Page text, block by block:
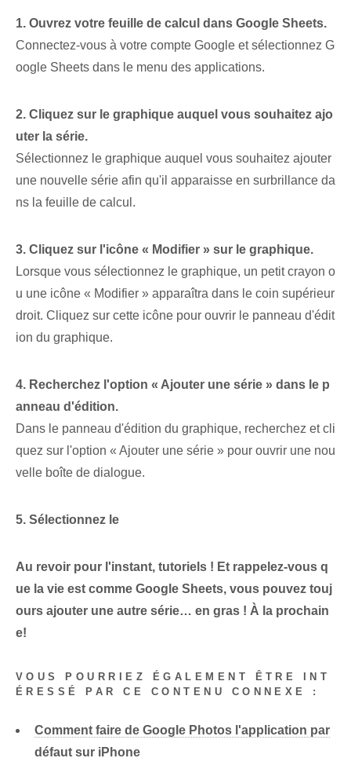
1. Ouvrez votre feuille de calcul dans Google Sheets.
Connectez-vous à votre compte Google et sélectionnez G
oogle Sheets dans le menu des applications.
2. Cliquez sur le graphique auquel vous souhaitez ajo
uter la série.
Sélectionnez le graphique auquel vous souhaitez ajouter
une nouvelle série afin qu'il apparaisse en surbrillance da
ns la feuille de calcul.
3. Cliquez sur l'icône « Modifier » sur le graphique.
Lorsque vous sélectionnez le graphique, un petit crayon o
u une icône « Modifier » apparaîtra dans le coin supérieur
droit. Cliquez sur cette icône pour ouvrir le panneau d'édit
ion du graphique.
4. Recherchez l'option « Ajouter une série » dans le p
anneau d'édition.
Dans le panneau d'édition du graphique, recherchez et cli
quez sur l'option « Ajouter une série » pour ouvrir une nou
velle boîte de dialogue.
5. Sélectionnez le
Au revoir pour l'instant, tutoriels ! Et rappelez-vous q
ue la vie est comme Google Sheets, vous pouvez touj
ours ajouter une autre série… en gras ! À la prochain
e!
VOUS POURRIEZ ÉGALEMENT ÊTRE INT
ÉRESSÉ PAR CE CONTENU CONNEXE :
Comment faire de Google Photos l'application par
défaut sur iPhone